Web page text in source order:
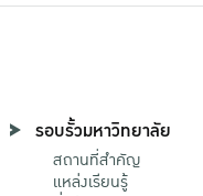
รอบรั้วมหาวิทยาลัย
สถานที่สำคัญ
แหล่งเรียนรู้